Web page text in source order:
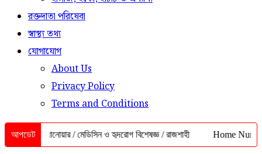
রক্তদাতা পরিষেবা
স্বাস্থ্য তথ্য
যোগাযোগ
About Us
Privacy Policy
Terms and Conditions
আপডেট
আজিম আনোয়ার / মেডিসিন ও হৃদরোগ বিশেষজ্ঞ / রাজশাহী Home Nursing